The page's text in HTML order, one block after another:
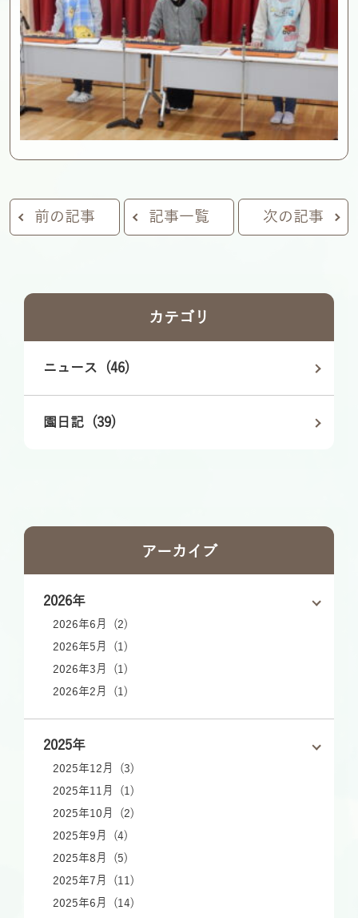
前の記事 記事一覧 次の記事
カテゴリ
ニュース (46)
園日記 (39)
アーカイブ
2026年
2026年6月 (2)
2026年5月 (1)
2026年3月 (1)
2026年2月 (1)
2025年
2025年12月 (3)
2025年11月 (1)
2025年10月 (2)
2025年9月 (4)
2025年8月 (5)
2025年7月 (11)
2025年6月 (14)